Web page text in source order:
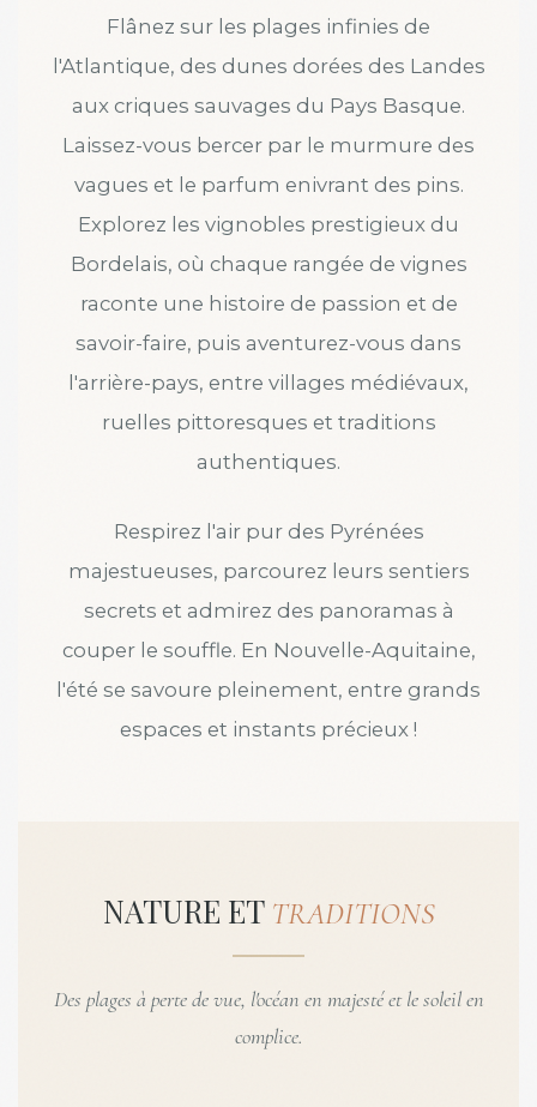
Flânez sur les plages infinies de
l'Atlantique, des dunes dorées des Landes
aux criques sauvages du Pays Basque.
Laissez-vous bercer par le murmure des
vagues et le parfum enivrant des pins.
Explorez les vignobles prestigieux du
Bordelais, où chaque rangée de vignes
raconte une histoire de passion et de
savoir-faire, puis aventurez-vous dans
l'arrière-pays, entre villages médiévaux,
ruelles pittoresques et traditions
authentiques.
Respirez l'air pur des Pyrénées
majestueuses, parcourez leurs sentiers
secrets et admirez des panoramas à
couper le souffle. En Nouvelle-Aquitaine,
l'été se savoure pleinement, entre grands
espaces et instants précieux !
NATURE ET TRADITIONS
Des plages à perte de vue, l'océan en majesté et le soleil en
complice.